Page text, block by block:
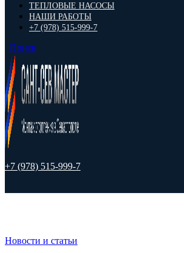
ТЕПЛОВЫЕ НАСОСЫ
НАШИ РАБОТЫ
+7 (978) 515-999-7
Поиск
+7 (978) 515-999-7
Новости и статьи